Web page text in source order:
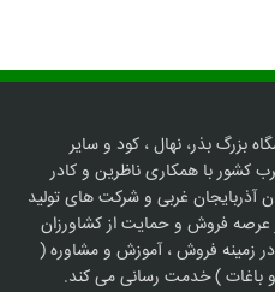
بزرگ بذر، نهال ، کود و سایر
کشور با همکاری ناظرین و کادر
آذربایجان غربی و شرکت های تولید
عرصه فروش و حمایت از کشاورزان
زمینه فروش ، آموزش و مشاوره (
باغات ) خدمت رسانی می کند.